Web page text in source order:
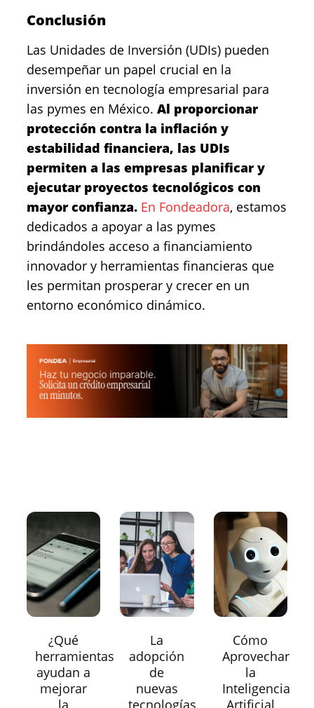
Conclusión
Las Unidades de Inversión (UDIs) pueden
desempeñar un papel crucial en la
inversión en tecnología empresarial para
las pymes en México. Al proporcionar
protección contra la inflación y
estabilidad financiera, las UDIs
permiten a las empresas planificar y
ejecutar proyectos tecnológicos con
mayor confianza. En Fondeadora, estamos
dedicados a apoyar a las pymes
brindándoles acceso a financiamiento
innovador y herramientas financieras que
les permitan prosperar y crecer en un
entorno económico dinámico.
¿Qué
herramientas
ayudan a
mejorar
la
La
adopción
de
nuevas
tecnologías
Cómo
Aprovechar
la
Inteligencia
Artificial